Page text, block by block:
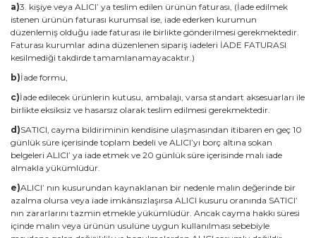
a)3. kişiye veya ALICI’ ya teslim edilen ürünün faturası, (İade edilmek
istenen ürünün faturası kurumsal ise, iade ederken kurumun
düzenlemiş olduğu iade faturası ile birlikte gönderilmesi gerekmektedir.
Faturası kurumlar adına düzenlenen sipariş iadeleri İADE FATURASI
kesilmediği takdirde tamamlanamayacaktır.)
b)İade formu,
c)İade edilecek ürünlerin kutusu, ambalajı, varsa standart aksesuarları ile
birlikte eksiksiz ve hasarsız olarak teslim edilmesi gerekmektedir.
d)SATICI, cayma bildiriminin kendisine ulaşmasından itibaren en geç 10
günlük süre içerisinde toplam bedeli ve ALICI’yı borç altına sokan
belgeleri ALICI’ ya iade etmek ve 20 günlük süre içerisinde malı iade
almakla yükümlüdür.
e)ALICI’ nın kusurundan kaynaklanan bir nedenle malın değerinde bir
azalma olursa veya iade imkânsızlaşırsa ALICI kusuru oranında SATICI’
nın zararlarını tazmin etmekle yükümlüdür. Ancak cayma hakkı süresi
içinde malın veya ürünün usulüne uygun kullanılması sebebiyle